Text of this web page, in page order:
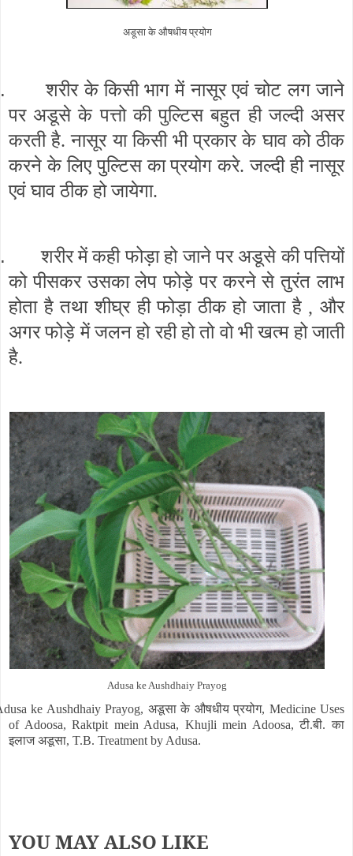
अडूसा के औषधीय प्रयोग
शरीर के किसी भाग में नासूर एवं चोट लग जाने
पर अडूसे के पत्तो की पुल्टिस बहुत ही जल्दी असर
करती है. नासूर या किसी भी प्रकार के घाव को ठीक
करने के लिए पुल्टिस का प्रयोग करे. जल्दी ही नासूर
एवं घाव ठीक हो जायेगा.
शरीर में कही फोड़ा हो जाने पर अडूसे की पत्तियों
को पीसकर उसका लेप फोड़े पर करने से तुरंत लाभ
होता है तथा शीघ्र ही फोड़ा ठीक हो जाता है , और
अगर फोड़े में जलन हो रही हो तो वो भी खत्म हो जाती
है.
Adusa ke Aushdhaiy Prayog
ke Aushdhaiy Prayog, अडूसा के औषधीय प्रयोग, Medicine Uses
of Adoosa, Raktpit mein Adusa, Khujli mein Adoosa, टी.बी. का
इलाज अडूसा, T.B. Treatment by Adusa.
YOU MAY ALSO LIKE